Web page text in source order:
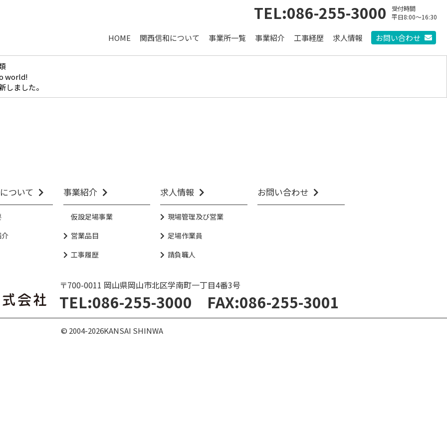
TEL:086-255-3000
受付時間
平日8:00〜16:30
HOME 関西信和について 事業所一覧 事業紹介 工事経歴 求人情報 お問い合わせ
world!
しました。
ついて 事業紹介
仮設足場事業
営業品目
工事履歴
求人情報
現場管理及び営業
足場作業員
請負職人
お問い合わせ
〒700-0011 岡山県岡山市北区学南町一丁目4番3号
TEL:086-255-3000 FAX:086-255-3001
© 2004-2026KANSAI SHINWA